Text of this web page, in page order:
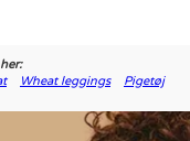
Wheat leggings Pigetøj